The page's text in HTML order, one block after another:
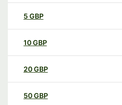
5 GBP
10GBP
20GBP
50GBP